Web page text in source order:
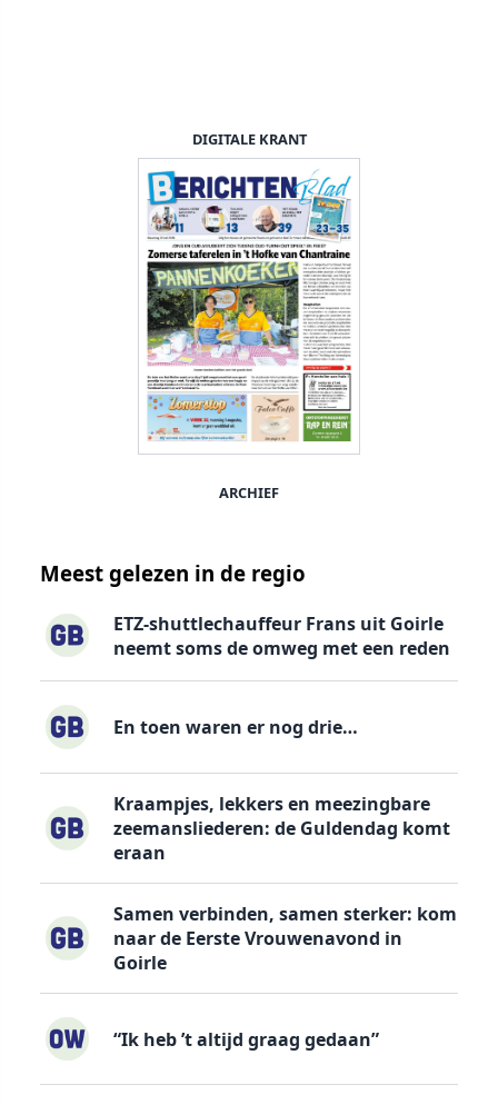
DIGITALE KRANT
ARCHIEF
Meest gelezen in de regio
ETZ-shuttlechauffeur Frans uit Goirle
neemt soms de omweg met een reden
En toen waren er nog drie…
Kraampjes, lekkers en meezingbare
zeemansliederen: de Guldendag komt
eraan
Samen verbinden, samen sterker: kom
naar de Eerste Vrouwenavond in
Goirle
“Ik heb ’t altijd graag gedaan”